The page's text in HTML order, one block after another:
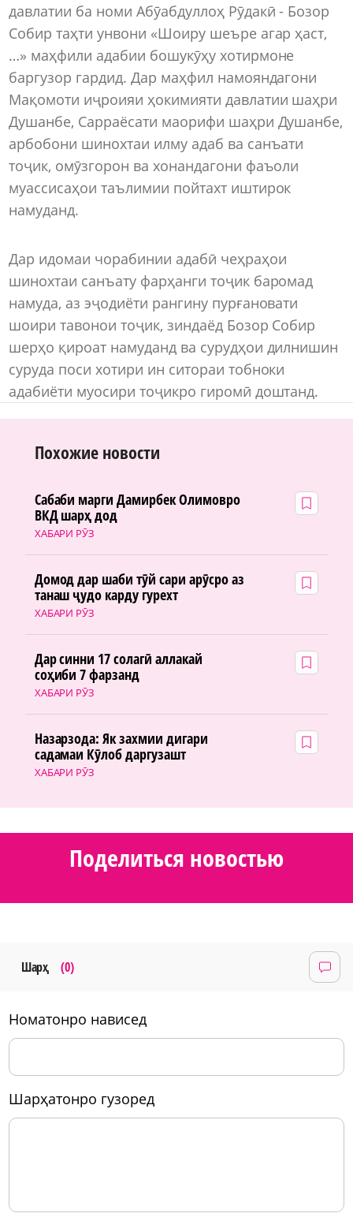
давлатии ба номи Абӯабдуллоҳ Рӯдакӣ - Бозор
Собир таҳти унвони «Шоиру шеъре агар ҳаст,
…» маҳфили адабии бошукӯҳу хотирмоне
баргузор гардид. Дар маҳфил намояндагони
Мақомоти иҷроияи ҳокимияти давлатии шаҳри
Душанбе, Сарраёсати маорифи шаҳри Душанбе,
арбобони шинохтаи илму адаб ва санъати
тоҷик, омӯзгорон ва хонандагони фаъоли
муассисаҳои таълимии пойтахт иштирок
намуданд.
Дар идомаи чорабинии адабӣ чеҳраҳои
шинохтаи санъату фарҳанги тоҷик баромад
намуда, аз эҷодиёти рангину пурғановати
шоири тавонои тоҷик, зиндаёд Бозор Собир
шерҳо қироат намуданд ва сурудҳои дилнишин
суруда поси хотири ин ситораи тобноки
адабиёти муосири тоҷикро гиромӣ доштанд.
Похожие новости
ХАБАРИ РӮЗ
Сабаби марги Дамирбек Олимовро
ВКД шарҳ дод
ХАБАРИ РӮЗ
Домод дар шаби тӯй сари арӯсро аз
танаш ҷудо карду гурехт
ХАБАРИ РӮЗ
Дар синни 17 солагӣ аллакай
соҳиби 7 фарзанд
ХАБАРИ РӮЗ
Назарзода: Як захмии дигари
садамаи Кӯлоб даргузашт
Поделиться новостью
Шарҳ (0)
номатонро нависед
шарҳатонро гузоред